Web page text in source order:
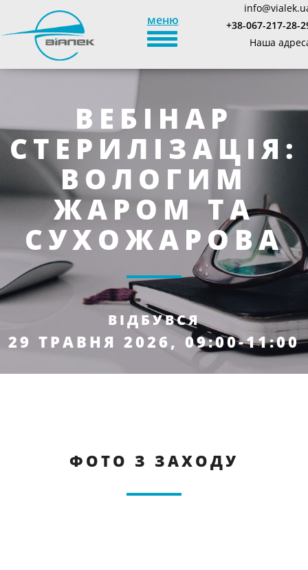
меню
TOGGLE_NAVIGATION
+38-067-217-28-
Наша
ВЕБІНАР
СТЕРИЛІЗАЦІЯ:
ВОЛОГИМ
ЖАРОМ ТА
СУХОЖАРОВА
ВІДБУВСЯ
29 ТРАВНЯ 2026, 09:00-11:00
ФОТО З ЗАХОДУ